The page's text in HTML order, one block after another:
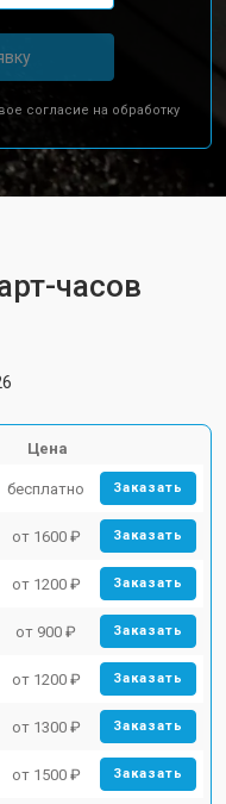
согласие на обработку
часов
Цена
бесплатно Заказать
от 1600 ₽ Заказать
от 1200 ₽ Заказать
от 900 ₽ Заказать
от 1200 ₽ Заказать
от 1300 ₽ Заказать
от 1500 ₽ Заказать